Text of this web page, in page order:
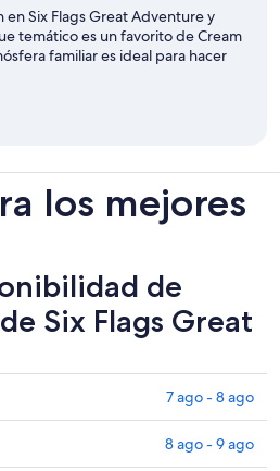
en Six Flags Great Adventure y
temático es un favorito de Cream
familiar es ideal para hacer
los mejores
de
Six Flags Great
7 ago - 8 ago
8 ago - 9 ago